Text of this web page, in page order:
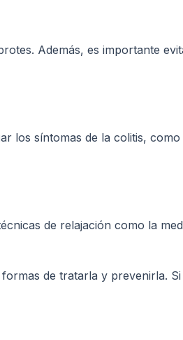
Además, es importante
los síntomas de la colitis,
de relajación como la
de tratarla y prevenirla.